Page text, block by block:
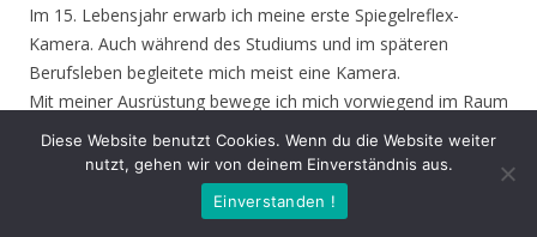
Im 15. Lebensjahr erwarb ich meine erste Spiegelreflex-
Kamera. Auch während des Studiums und im späteren
Berufsleben begleitete mich meist eine Kamera.
Mit meiner Ausrüstung bewege ich mich vorwiegend im Raum
Nordrhein-Westfalen, bevorzugt im Kreis Unna, Hamm,
Münster und Soest. Ich besuche aber auch andere Gebiete in
Deutschland und die Vogelinsel Texel (Niederlande). Die
Ausstellung zeigt meine Erinnerungen, Begegnungen oder
Diese Website benutzt Cookies. Wenn du die Website weiter
nutzt, gehen wir von deinem Einverständnis aus.
Einverstanden !